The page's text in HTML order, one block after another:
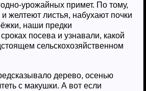
урожайных примет. По тому,
и желтеют листья, набухают почки
наши предки
посева и узнавали, какой
сельскохозяйственном
дерево, осенью
с макушки. А вот если